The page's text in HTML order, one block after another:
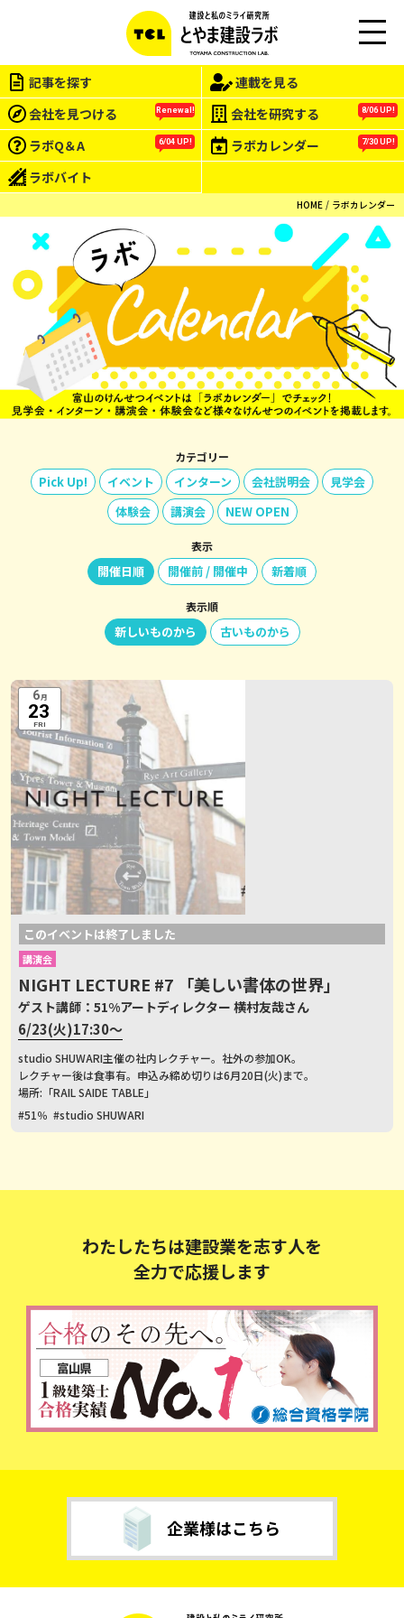
EN
記事を探す
連載を見る
会社を見つける
Renewal! 会社を研究する 8/06 UP!
ラボQ＆A 6/04 UP! ラボカレンダー 7/30 UP!
ラボバイト
HOME ラボカレンダー
カテゴリー
Pick Up! イベント インターン 会社説明会
見学会
体験会
講演会 NEW OPEN
表示
開催日順 開催前 / 開催中 新着順
表示順
新しいものから 古いものから
6月
23
FRI
このイベントは終了しました
講演会
NIGHT LECTURE #7 「美しい書体の世界」
ゲスト講師：51%アートディレクター 横村友哉さん
6/23(火)17:30〜
studio SHUWARI主催の社内レクチャー。社外の参加OK。
レクチャー後は食事有。申込み締め切りは6月20日(火)まで。
場所:「RAIL SAIDE TABLE」
#51％ #studio SHUWARI
わたしたちは建設業を志す人を
全力で応援します